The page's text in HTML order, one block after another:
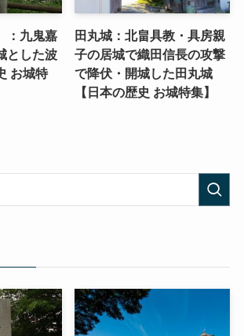
：九鬼嘉
とした波
お城特
田丸城：北畠具教・具房親
子の居城で織田信長の攻撃
で降伏・開城した田丸城
【日本の歴史 お城特集】